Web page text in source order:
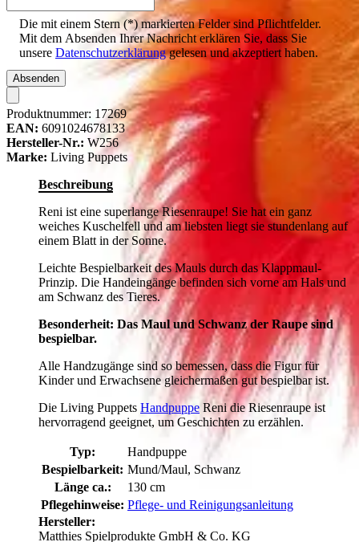
Die mit einem Stern (*) markierten Felder sind Pflichtfelder.
Mit dem Absenden Ihrer Nachricht erklären Sie, dass Sie
unsere Datenschutzerklärunggelesen und akzeptiert haben.
Absenden
Produktnummer: 17269
EAN: 6091024678133
Hersteller-Nr.: W256
Marke: Living Puppets
Beschreibung
Reni ist eine superlange Riesenraupe! Sie hat ein ganz
weiches Kuschelfell und am liebsten liegt sie stundenlang auf
einem Blatt in der Sonne.
Leichte Bespielbarkeit des Mauls durch das Klappmaul-
Prinzip. Die Handeingänge befinden sich vorne am Hals und
am Schwanz des Tieres.
Besonderheit: Das Maul und Schwanz der Raupe sind
bespielbar.
Alle Handzugänge sind so bemessen, dass die Figur für
Kinder und Erwachsene gleichermaßen gut bespielbar ist.
Die Living Puppets Handpuppe Reni die Riesenraupe ist
hervorragend geeignet, um Geschichten zu erzählen.
Typ:
Handpuppe
Bespielbarkeit: Mund/Maul, Schwanz
Länge ca.:
130 cm
Pflegehinweise: Pflege- und Reinigungsanleitung
Hersteller:
Matthies Spielprodukte GmbH & Co. KG